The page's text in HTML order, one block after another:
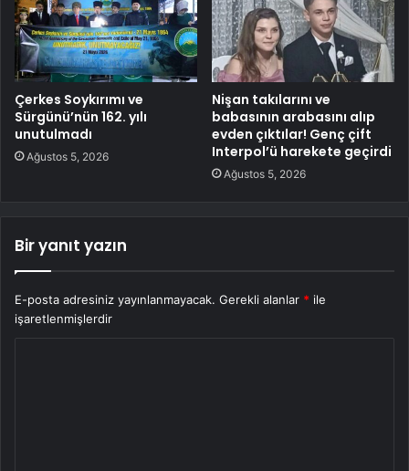
Çerkes Soykırımı ve
Sürgünü’nün 162. yılı
unutulmadı
Ağustos 5, 2026
Nişan takılarını ve
babasının arabasını alıp
evden çıktılar! Genç çift
Interpol’ü harekete geçirdi
Ağustos 5, 2026
Bir yanıt yazın
E-posta adresiniz yayınlanmayacak. Gerekli alanlar * ile
işaretlenmişlerdir